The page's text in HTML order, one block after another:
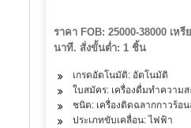
ราคา FOB: 25000-38000 เห
นาที. สั่งขั้นต่ำ: 1 ชิ้น
เกรดอัตโนมัติ: อัตโนมัติ
ใบสมัคร: เครื่องดื่มทำควา
ชนิด: เครื่องติดฉลากกาวร้อน
ประเภทขับเคลื่อน: ไฟฟ้า